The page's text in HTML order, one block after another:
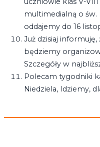
multimedialną o św.
oddajemy do 16
Już dzisiaj informuję,
będziemy
Szczegóły w
Polecam tygodniki
Niedziela, Idziemy,